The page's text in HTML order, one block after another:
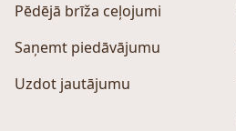
Pēdējā brīža ceļojumi
Saņemt piedāvājumu
Uzdot jautājumu